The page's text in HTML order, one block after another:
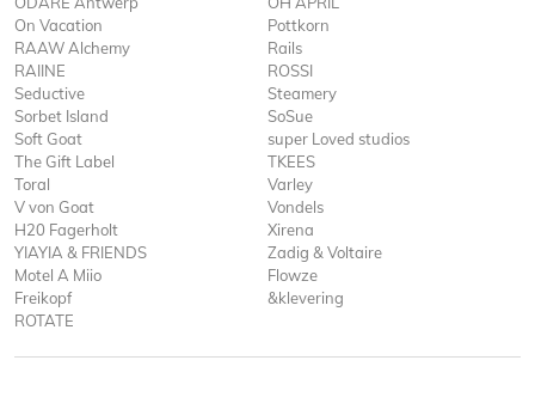
On Vacation
Pottkorn
RAAW Alchemy
Rails
RAIINE
ROSSI
Seductive
Steamery
Sorbet Island
SoSue
Soft Goat
super Loved studios
The Gift Label
TKEES
Toral
Varley
V von Goat
Vondels
H20 Fagerholt
Xirena
YIAYIA & FRIENDS
Zadig & Voltaire
Motel A Miio
Flowze
Freikopf
&klevering
ROTATE